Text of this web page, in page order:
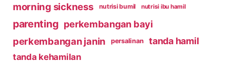
morning sickness nutrisi bumil nutrisi ibu hamil
parenting perkembangan bayi
perkembangan janin
persalinan tanda hamil
tanda kehamilan